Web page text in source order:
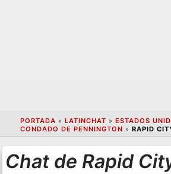
PORTADA » LATINCHAT » ESTADOS
CONDADO DE PENNINGTON » RAPID
Chat de Rapid